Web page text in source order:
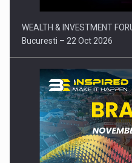
WEALTH & INVESTMENT
Bucuresti – 22 Oct 2026